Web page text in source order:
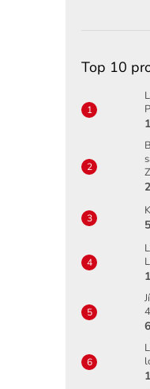
Top 10